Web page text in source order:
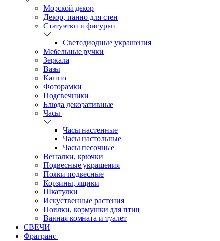
Морской декор
Декор, панно для стен
Статуэтки и фигурки
Светодиодные украшения
Мебельные ручки
Зеркала
Вазы
Кашпо
Фоторамки
Подсвечники
Блюда декоративные
Часы
Часы настенные
Часы настольные
Часы песочные
Вешалки, крючки
Подвесные украшения
Полки подвесные
Корзины, ящики
Шкатулки
Искуственные растения
Поилки, кормушки для птиц
Ванная комната и туалет
СВЕЧИ
Фрагранс